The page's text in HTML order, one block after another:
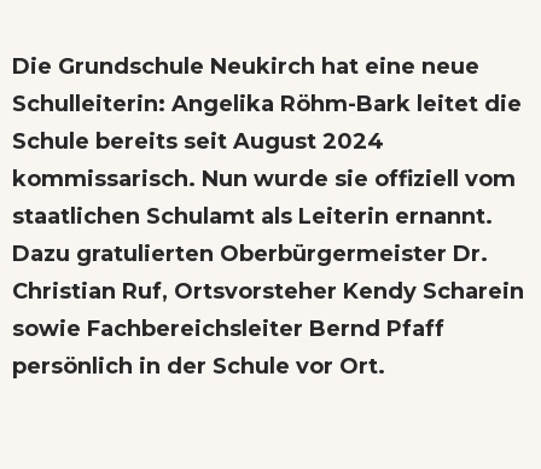
Die Grundschule Neukirch hat eine neue
Schulleiterin: Angelika Röhm-Bark leitet die
Schule bereits seit August 2024
kommissarisch. Nun wurde sie offiziell vom
staatlichen Schulamt als Leiterin ernannt.
Dazu gratulierten Oberbürgermeister Dr.
Christian Ruf, Ortsvorsteher Kendy Scharein
sowie Fachbereichsleiter Bernd Pfaff
persönlich in der Schule vor Ort.